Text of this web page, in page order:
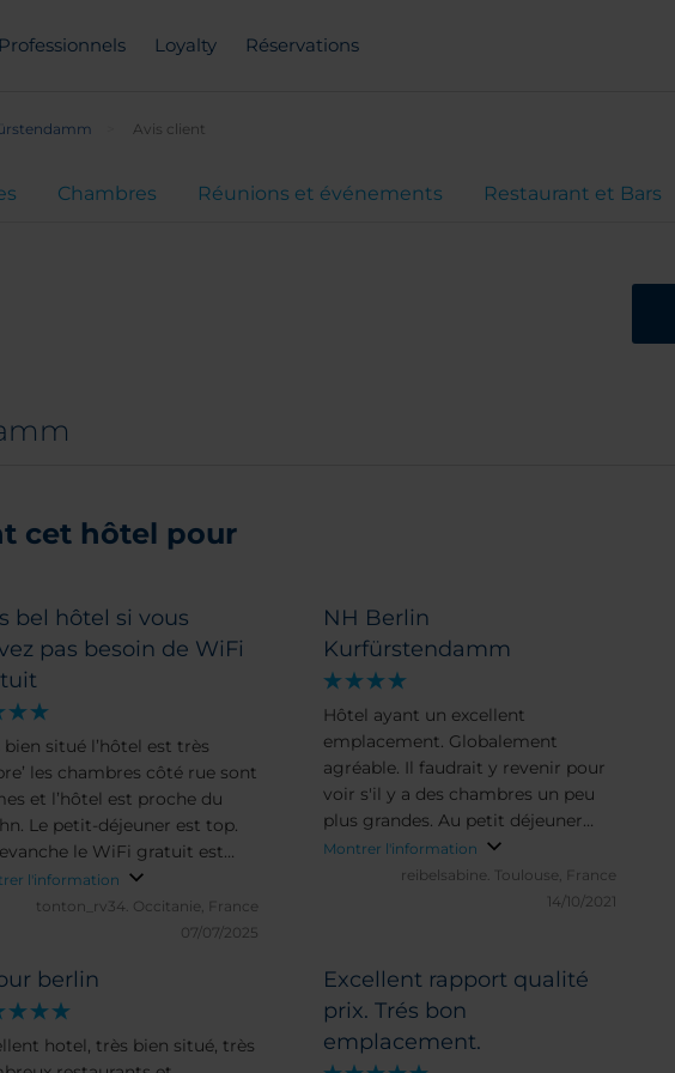
Professionnels Loyalty Réservations
Avis client
Chambres Réunions et événements Restaurant et Bars
cet hôtel pour
berlin
hotel, très bien situé, très
Excellent rapport qualité
prix. Trés bon
emplacement.
bel hôtel si vous
pas besoin de WiFi
bien situé l’hôtel est très
les chambres côté rue sont
et l’hôtel est proche du
Le petit-déjeuner est top.
le WiFi gratuit est
peut-être voulu par
pour choisir le WiFi payant.
prix moyen à cause du
dommage pour le service
déjeuner qui est très bien.
l'information
tonton_rv34. Occitanie, France
07/07/2025
NH Berlin
Kurfürstendamm
Hôtel ayant un excellent
emplacement. Globalement
agréable. Il faudrait y revenir pour
voir s'il y a des chambres un peu
plus grandes. Au petit déjeuner
manque un produit typiquement
allemand,le Vollkornbrot ( pain
complet de seigle). Par ailleurs, Il
une planche avec un couteau à
pain, surtout en période de
pandémie.
Montrer l'information
reibelsabine. Toulouse, France
14/10/2021